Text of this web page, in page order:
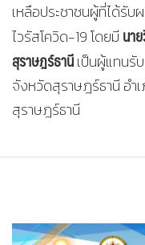
เหลือประชาชนผู้ที่ได้รับ
ไวรัสโควิด-19 โดยมี นา
สุราษฎร์ธานีเป็นผู้แทนรั
จังหวัดสุราษฎร์ธานี อำ
สุราษฎร์ธานี